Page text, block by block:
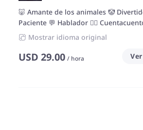
🐷 Amante de los animales 🤡
Paciente 💬 Hablador 🧚‍♀️
Mostrar idioma original
USD 29.00 / hora